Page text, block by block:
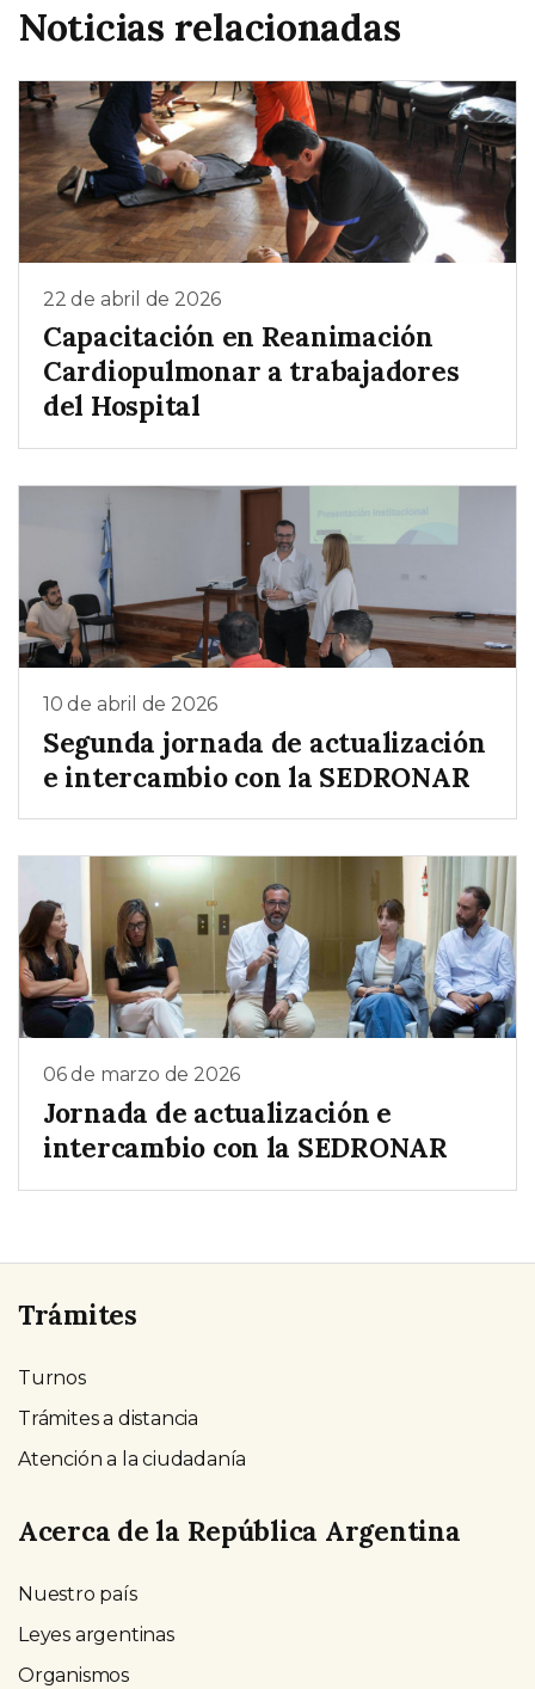
Noticias relacionadas
22 de abril de 2026
Capacitación en Reanimación
Cardiopulmonar a trabajadores
del Hospital
10 de abril de 2026
Segunda jornada de actualización
e intercambio con la SEDRONAR
06 de marzo de 2026
Jornada de actualización e
intercambio con la SEDRONAR
Trámites
Turnos
Trámites a distancia
Atención a la ciudadanía
Acerca de la República Argentina
Nuestro país
Leyes argentinas
Organismos